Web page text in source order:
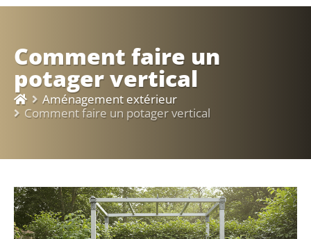
Comment faire un
potager vertical
Aménagement extérieur
Comment faire un potager vertical